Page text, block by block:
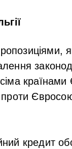
проти
кредит